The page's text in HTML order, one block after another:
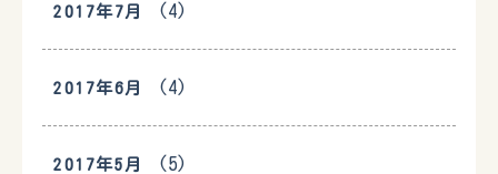
2017年7月 (4)
2017年6月 (4)
2017年5月 (5)